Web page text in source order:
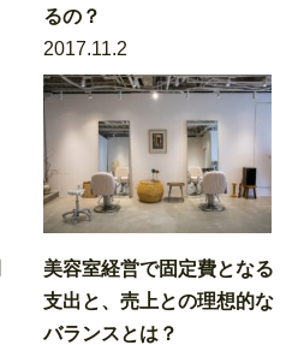
るの？
2017.11.2
美容室経営で固定費となる
支出と、売上との理想的な
バランスとは？